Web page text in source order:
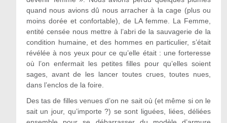
quand nous avions dû nous arracher à la cage (plus ou
moins dorée et confortable), de LA femme. La Femme,
entité censée nous mettre à l’abri de la sauvagerie de la
condition humaine, et des hommes en particulier, s’était
révélée à nos yeux pour ce qu’elle était : une forteresse
où l’on enfermait les petites filles pour qu’elles soient
sages, avant de les lancer toutes crues, toutes nues,
dans l’enclos de la foire.
Des tas de filles venues d’on ne sait où (et même si on le
sait un jour, qu’importe ?) se sont liguées, liées, déliées